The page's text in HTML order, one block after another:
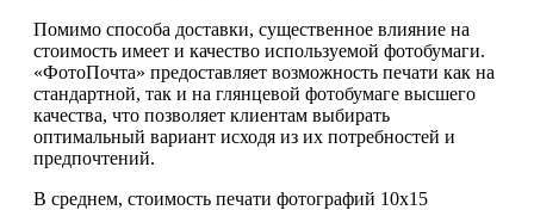
Помимо способа доставки, существенное влияние на
стоимость имеет и качество используемой фотобумаги.
«ФотоПочта» предоставляет возможность печати как на
стандартной, так и на глянцевой фотобумаге высшего
качества, что позволяет клиентам выбирать
оптимальный вариант исходя из их потребностей и
предпочтений.
В среднем, стоимость печати фотографий 10х15